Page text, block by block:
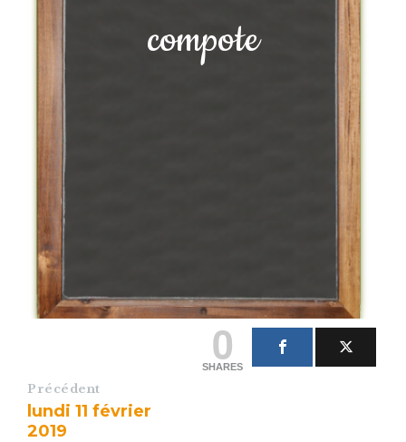
compote
0
SHARES
Précédent
lundi 11 février
2019